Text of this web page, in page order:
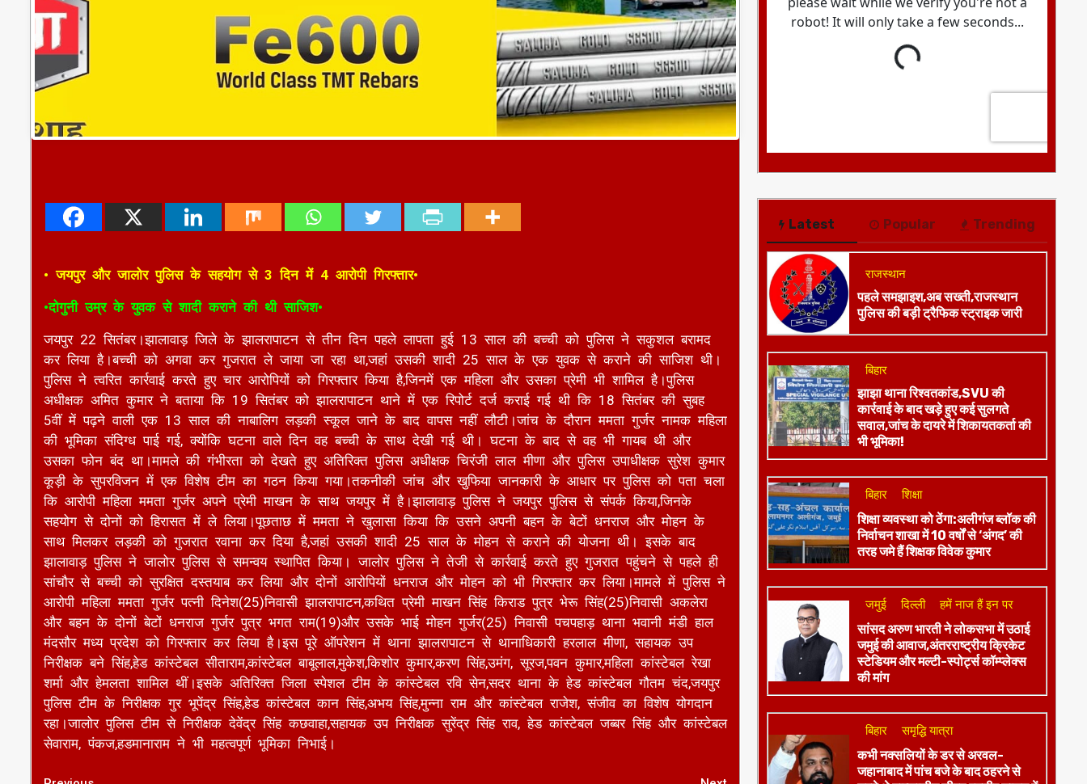
• जयपुर और जालोर पुलिस के सहयोग से 3 दिन में 4 आरोपी गिरफ्तार•
•दोगुनी उम्र के युवक से शादी कराने की थी साजिश•
जयपुर 22 सितंबर।झालावाड़ जिले के झालरापाटन से तीन दिन पहले लापता हुई 13 साल की बच्ची को पुलिस ने सकुशल बरामद
कर लिया है।बच्ची को अगवा कर गुजरात ले जाया जा रहा था,जहां उसकी शादी 25 साल के एक युवक से कराने की साजिश थी।
पुलिस ने त्वरित कार्रवाई करते हुए चार आरोपियों को गिरफ्तार किया है,जिनमें एक महिला और उसका प्रेमी भी शामिल है।पुलिस
अधीक्षक अमित कुमार ने बताया कि 19 सितंबर को झालरापाटन थाने में एक रिपोर्ट दर्ज कराई गई थी कि 18 सितंबर की सुबह
5वीं में पढ़ने वाली एक 13 साल की नाबालिग लड़की स्कूल जाने के बाद वापस नहीं लौटी।जांच के दौरान ममता गुर्जर नामक महिला
की भूमिका संदिग्ध पाई गई, क्योंकि घटना वाले दिन वह बच्ची के साथ देखी गई थी। घटना के बाद से वह भी गायब थी और
उसका फोन बंद था।मामले की गंभीरता को देखते हुए अतिरिक्त पुलिस अधीक्षक चिरंजी लाल मीणा और पुलिस उपाधीक्षक सुरेश कुमार
कूड़ी के सुपरविजन में एक विशेष टीम का गठन किया गया।तकनीकी जांच और खुफिया जानकारी के आधार पर पुलिस को पता चला
कि आरोपी महिला ममता गुर्जर अपने प्रेमी माखन के साथ जयपुर में है।झालावाड़ पुलिस ने जयपुर पुलिस से संपर्क किया,जिनके
सहयोग से दोनों को हिरासत में ले लिया।पूछताछ में ममता ने खुलासा किया कि उसने अपनी बहन के बेटों धनराज और मोहन के
साथ मिलकर लड़की को गुजरात रवाना कर दिया है,जहां उसकी शादी 25 साल के मोहन से कराने की योजना थी। इसके बाद
झालावाड़ पुलिस ने जालोर पुलिस से समन्वय स्थापित किया। जालोर पुलिस ने तेजी से कार्रवाई करते हुए गुजरात पहुंचने से पहले ही
सांचौर से बच्ची को सुरक्षित दस्तयाब कर लिया और दोनों आरोपियों धनराज और मोहन को भी गिरफ्तार कर लिया।मामले में पुलिस ने
आरोपी महिला ममता गुर्जर पत्नी दिनेश(25)निवासी झालरापाटन,कथित प्रेमी माखन सिंह किराड पुत्र भेरू सिंह(25)निवासी अकलेरा
और बहन के दोनों बेटों धनराज गुर्जर पुत्र भगत राम(19)और उसके भाई मोहन गुर्जर(25) निवासी पचपहाड़ थाना भवानी मंडी हाल
मंदसौर मध्य प्रदेश को गिरफ्तार कर लिया है।इस पूरे ऑपरेशन में थाना झालरापाटन से थानाधिकारी हरलाल मीणा, सहायक उप
निरीक्षक बने सिंह,हेड कांस्टेबल सीताराम,कांस्टेबल बाबूलाल,मुकेश,किशोर कुमार,करण सिंह,उमंग, सूरज,पवन कुमार,महिला कांस्टेबल रेखा
शर्मा और हेमलता शामिल थीं।इसके अतिरिक्त जिला स्पेशल टीम के कांस्टेबल रवि सेन,सदर थाना के हेड कांस्टेबल गौतम चंद,जयपुर
पुलिस टीम के निरीक्षक गुर भूपेंद्र सिंह,हेड कांस्टेबल कान सिंह,अभय सिंह,मुन्ना राम और कांस्टेबल राजेश, संजीव का विशेष योगदान
रहा।जालोर पुलिस टीम से निरीक्षक देवेंद्र सिंह कछवाहा,सहायक उप निरीक्षक सुरेंद्र सिंह राव, हेड कांस्टेबल जब्बर सिंह और कांस्टेबल
सेवाराम, पंकज,हडमानाराम ने भी महत्वपूर्ण भूमिका निभाई।
Latest Popular Trending
राजस्थान
पहले समझाइश,अब सख्ती,राजस्थान
पुलिस की बड़ी ट्रैफिक स्ट्राइक जारी
बिहार
झाझा थाना रिश्वतकांड,SVU की
कार्रवाई के बाद खड़े हुए कई सुलगते
सवाल,जांच के दायरे में शिकायतकर्ता की
भी भूमिका!
बिहार शिक्षा
शिक्षा व्यवस्था को ठेंगा:अलीगंज ब्लॉक की
निर्वाचन शाखा में 10 वर्षों से ‘अंगद’ की
तरह जमे हैं शिक्षक विवेक कुमार
जमुई दिल्ली हमें नाज हैं इन पर
​सांसद अरुण भारती ने लोकसभा में उठाई
जमुई की आवाज,अंतरराष्ट्रीय क्रिकेट
स्टेडियम और मल्टी-स्पोर्ट्स कॉम्प्लेक्स
की मांग
बिहार समृद्धि यात्रा
कभी नक्सलियों के डर से अरवल-
जहानाबाद में पांच बजे के बाद ठहरने से